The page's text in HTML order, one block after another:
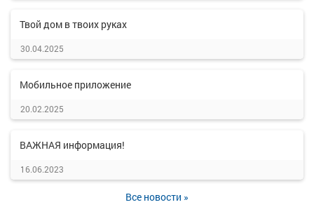
Твой дом в твоих руках
30.04.2025
Мобильное приложение
20.02.2025
ВАЖНАЯ информация!
16.06.2023
Все новости »